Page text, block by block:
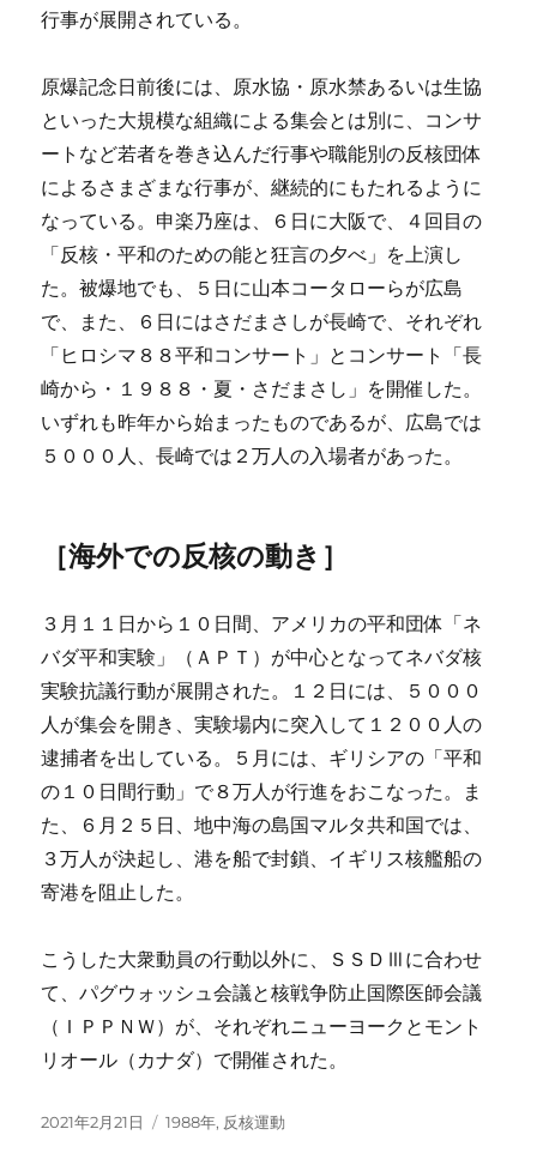
行事が展開されている。
原爆記念日前後には、原水協・原水禁あるいは生協
といった大規模な組織による集会とは別に、コンサ
ートなど若者を巻き込んだ行事や職能別の反核団体
によるさまざまな行事が、継続的にもたれるように
なっている。申楽乃座は、６日に大阪で、４回目の
「反核・平和のための能と狂言の夕べ」を上演し
た。被爆地でも、５日に山本コータローらが広島
で、また、６日にはさだまさしが長崎で、それぞれ
「ヒロシマ８８平和コンサート」とコンサート「長
崎から・１９８８・夏・さだまさし」を開催した。
いずれも昨年から始まったものであるが、広島では
５０００人、長崎では２万人の入場者があった。
［海外での反核の動き］
３月１１日から１０日間、アメリカの平和団体「ネ
バダ平和実験」（ＡＰＴ）が中心となってネバダ核
実験抗議行動が展開された。１２日には、５０００
人が集会を開き、実験場内に突入して１２００人の
逮捕者を出している。５月には、ギリシアの「平和
の１０日間行動」で８万人が行進をおこなった。ま
た、６月２５日、地中海の島国マルタ共和国では、
３万人が決起し、港を船で封鎖、イギリス核艦船の
寄港を阻止した。
こうした大衆動員の行動以外に、ＳＳＤⅢに合わせ
て、パグウォッシュ会議と核戦争防止国際医師会議
（ＩＰＰＮＷ）が、それぞれニューヨークとモント
リオール（カナダ）で開催された。
投
2021年2月21日
カ
1988年, 反核運動